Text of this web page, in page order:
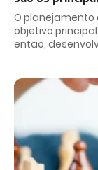
O
objetivo
então,